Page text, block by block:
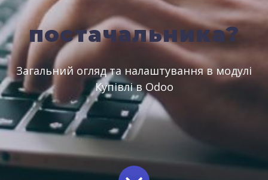
постачальника?
Загальний огляд та налаштування в модулі
Купівлі в Odoo